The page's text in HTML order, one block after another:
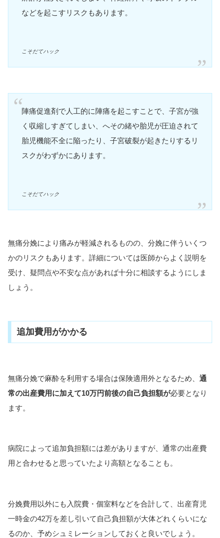
などを起こすリスクもあります。
こそだてハック
陣痛促進剤で人工的に陣痛を起こすことで、子宮が強
く収縮しすぎてしまい、へその緒や胎児が圧迫されて
胎児機能不全に陥ったり、子宮破裂が起きたりするリ
スクがわずかにあります。
こそだてハック
無痛分娩により痛みが軽減されるものの、分娩に伴ういくつ
かのリスクもあります。詳細については医師からよく説明を
受け、疑問点や不安な点があれば十分に相談するようにしま
しょう。
追加費用がかかる
無痛分娩で麻酔を利用する場合は保険適用外となるため、 通
常の出産費用に加えて10万円前後の自己負担額が必要となり
ます。
病院によって追加負担額には差がありますが、通常の出産費
用と合わせると思っていたより高額となることも。
分娩費用以外にも入院費・個室料などを合計して、出産育児
一時金の42万を差し引いて自己負担額が大体どれくらいにな
るのか、予めシュミレーションしておくと良いでしょう。